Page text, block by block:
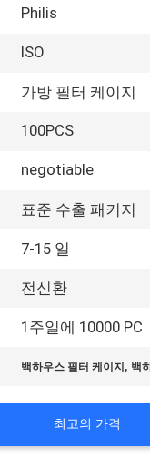
Philis
ISO
가방 필터 케이지
100PCS
negotiable
표준 수출 패키지
7-15 일
전신환
1주일에 10000 PC
백하우스 필터 케이지 , 백
최고의 가격